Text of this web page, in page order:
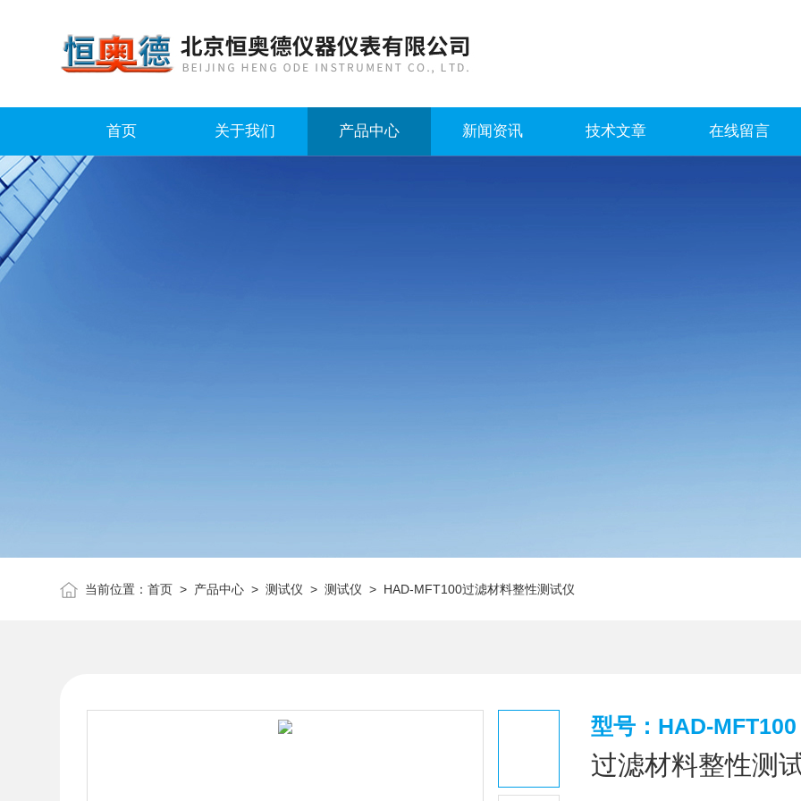
首页 关于我们 产品中心 新闻资讯 技术文章 在线留言
当前位置：首页 > 产品中心 >测试仪 >测试仪 > HAD-MFT100过滤材料整性测试仪
型号：HAD-MFT100
过滤材料整性测